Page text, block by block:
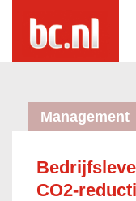
Management
CO2-